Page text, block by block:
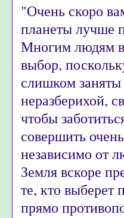
"Очень скоро
планеты лучше
Многим людям
выбор,
слишком заняты
неразберихой,
чтобы
совершить
независимо от
Земля вскоре
те, кто выберет
прямо